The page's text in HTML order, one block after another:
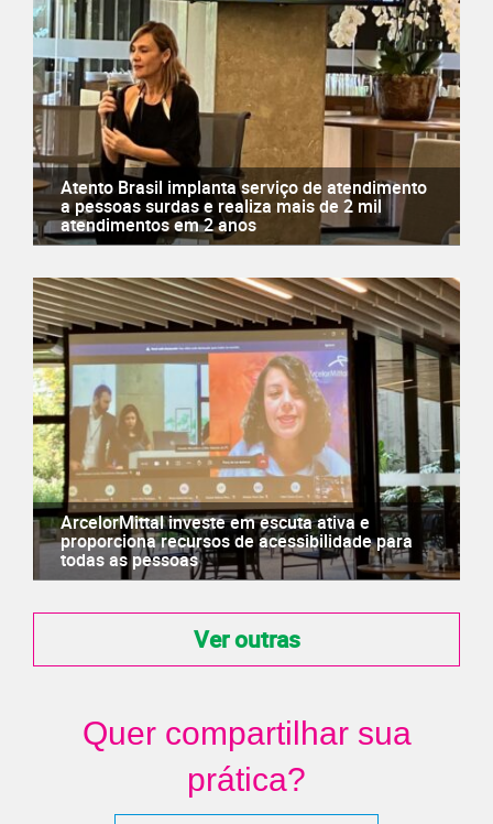
Atento Brasil implanta serviço de atendimento
a pessoas surdas e realiza mais de 2 mil
atendimentos em 2 anos
ArcelorMittal investe em escuta ativa e
proporciona recursos de acessibilidade para
todas as pessoas
Ver outras
Quer compartilhar sua
prática?